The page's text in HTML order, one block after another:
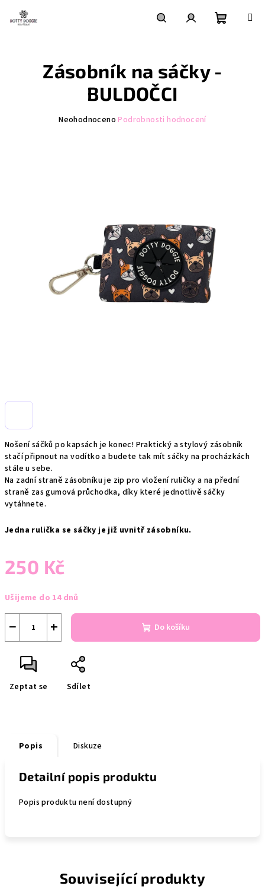
obsah
košík
Nošení sáčků po kapsách je konec! Praktický a stylový zásobník
stačí připnout na vodítko a budete tak mít sáčky na procházkách
stále u sebe.
Na zadní straně zásobníku je zip pro vložení ruličky a na přední
straně zas gumová průchodka, díky které jednotlivě sáčky
vytáhnete.
Jedna rulička se sáčky je již uvnitř zásobníku.
250 Kč
cena:
Ušijeme do 14 dnů
+
− Do košíku
Zeptat se Sdílet
Zásobník na sáčky -
BULDOČCI
Průměrné
Neohodnoceno Podrobnosti hodnocení
Popis Diskuze
Detailní popis produktu
Popis produktu není dostupný
Související produkty